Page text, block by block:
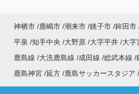
神栖市 鹿嶋市 潮来市 銚子市 鉾田市
平泉 知手中央 大野原 大字平井 大字
鹿島線 大洗鹿島線 成田線 総武本線
鹿島神宮 延方 鹿島サッカースタジア